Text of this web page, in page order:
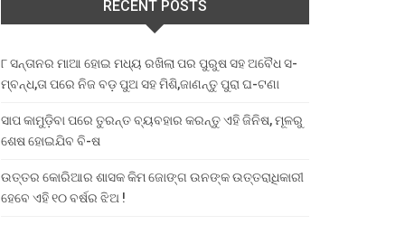
RECENT POSTS
୮ ସନ୍ତାନର ମାଆ ହୋଇ ମଧ୍ୟ ରଖିଲା ପର ପୁରୁଷ ସହ ଅବୈଧ ସ-
ମ୍ବନ୍ଧ,ତା ପରେ ନିଜ ବଡ଼ ପୁଅ ସହ ମିଶି,ଜାଣନ୍ତୁ ପୁରା ଘ-ଟଣା
ସାପ କାମୁଡ଼ିବା ପରେ ତୁରନ୍ତ ବ୍ୟବହାର କରନ୍ତୁ ଏହି ଜିନିଷ, ମୂଳରୁ
ଶେଷ ହୋଇଯିବ ବି-ଷ
ଉତ୍ତର କୋରିଆର ଶାସକ କିମ ଜୋଙ୍ଗ ଉନଙ୍କ ଉତ୍ତରାଧିକାରୀ
ହେବେ ଏହି ୧୦ ବର୍ଷର ଝିଅ !